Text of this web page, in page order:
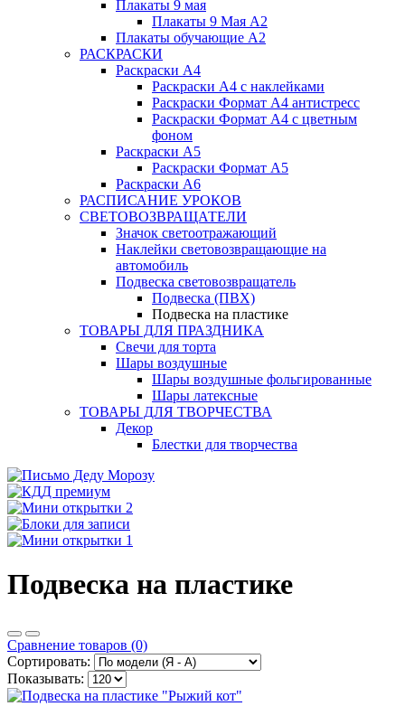
Плакаты 9 мая
Плакаты 9 Мая А2
Плакаты обучающие А2
РАСКРАСКИ
Раскраски А4
Раскраски А4 с наклейками
Раскраски Формат А4 антистресс
Раскраски Формат А4 с цветным
фоном
Раскраски А5
Раскраски Формат А5
Раскраски А6
РАСПИСАНИЕ УРОКОВ
СВЕТОВОЗВРАЩАТЕЛИ
Значок светоотражающий
Наклейки световозвращающие на
автомобиль
Подвеска световозвращатель
Подвеска (ПВХ)
Подвеска на пластике
ТОВАРЫ ДЛЯ ПРАЗДНИКА
Свечи для торта
Шары воздушные
Шары воздушные фольгированные
Шары латексные
ТОВАРЫ ДЛЯ ТВОРЧЕСТВА
Декор
Блестки для творчества
Подвеска на пластике
Сравнение товаров (0)
Сортировать:
Показывать: